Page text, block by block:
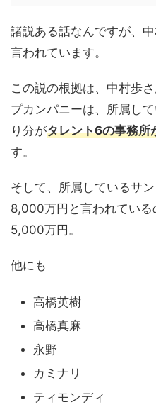
諸説ある話なんですが、
言われています。
この説の根拠は、中村歩
プカンパニーは、所属し
り分がタレント6の事務所
す。
そして、所属しているサ
8,000万円と言われてい
5,000万円。
他にも
高橋英樹
高橋真麻
永野
カミナリ
ティモンディ